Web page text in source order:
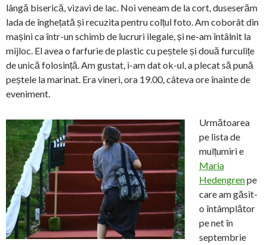
lângă biserică, vizavi de lac. Noi veneam de la cort, duseserăm
lada de înghețată și recuzita pentru colțul foto. Am coborât din
mașini ca într-un schimb de lucruri ilegale, și ne-am întâlnit la
mijloc. El avea o farfurie de plastic cu peștele și două furculițe
de unică folosință. Am gustat, i-am dat ok-ul, a plecat să pună
peștele la marinat. Era vineri, ora 19.00, câteva ore înainte de
eveniment.
Următoarea
pe lista de
mulțumiri e
Maria
Hedengrenpe
care am găsit-
o întâmplător
pe net în
septembrie